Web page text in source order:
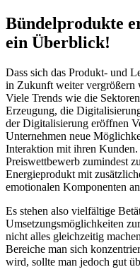
Bündelprodukte
ein Überblick!
Dass sich das Produkt- und
in Zukunft weiter vergrößern
Viele Trends wie die
Erzeugung, die
der Digitalisierung eröffnen
Unternehmen neue
Interaktion mit ihren
Preiswettbewerb zumindest
Energieprodukt mit
emotionalen Komponenten
Es stehen also vielfältige
Umsetzungsmöglichkeiten
nicht alles gleichzeitig
Bereiche man sich
wird, sollte man jedoch gut